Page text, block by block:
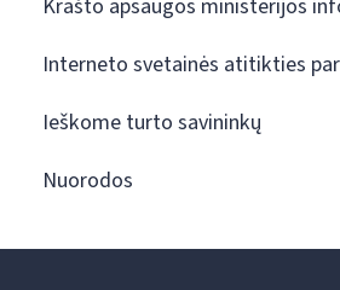
Krašto apsaugos ministerijos
Interneto svetainės atitikties
Ieškome turto savininkų
Nuorodos